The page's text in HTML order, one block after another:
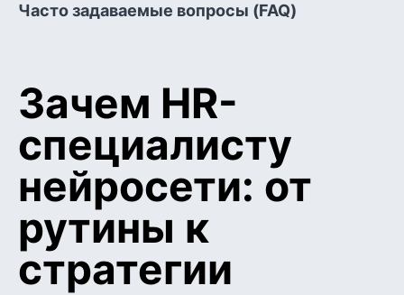
Часто задаваемые вопросы (FAQ)
Зачем HR-
специалисту
нейросети: от
рутины к
стратегии